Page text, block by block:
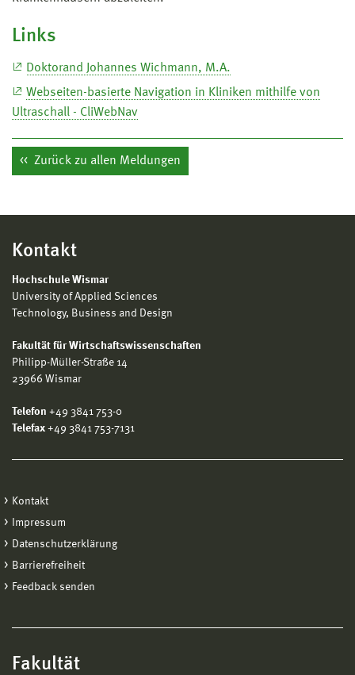
Links
Doktorand Johannes Wichmann, M.A.
Webseiten-basierte Navigation in Kliniken mithilfe von
Ultraschall - CliWebNav
Zurück zu allen Meldungen
Kontakt
Hochschule Wismar
University of Applied Sciences
Technology, Business and Design
Fakultät für Wirtschaftswissenschaften
Philipp-Müller-Straße 14
23966 Wismar
Telefon +49 3841 753-0
Telefax +49 3841 753-7131
Kontakt
Impressum
Datenschutzerklärung
Barrierefreiheit
Feedback senden
Fakultät